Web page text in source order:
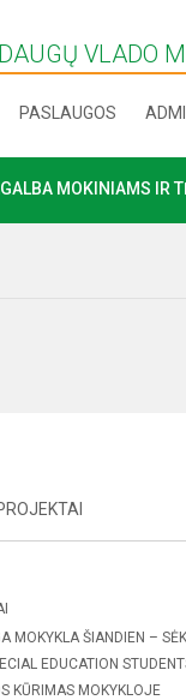
VLADO
PASLAUGOS
MOKINIAMS IR
MOKYKLA ŠIANDIEN –
EDUCATION
KŪRIMAS MOKYKLOJE